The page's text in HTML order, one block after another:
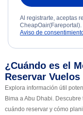
Al registrarte, aceptas
CheapOair(Fareportal).
Aviso de
¿Cuándo es el
Reservar
Explora información útil
Bima a Abu Dhabi.
cuándo reservar y cómo